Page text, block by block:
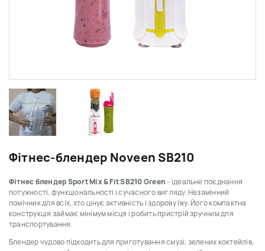
Фітнес-блендер Noveen SB210
Фітнес блендер Sport Mix & Fit SB210 Green- ідеальне поєднання
потужності, функціональності і сучасного вигляду. Незамінний
помічник для всіх, хто цінує активність і здорову їжу. Його компактна
конструкція займає мінімум місця і робить пристрій зручним для
транспортування.
Блендер чудово підходить для приготування смузі, зелених коктейлів,